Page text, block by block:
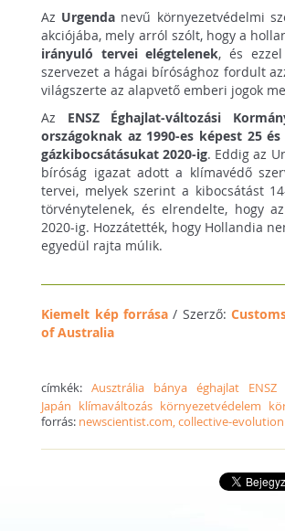
Az Urgenda nevű környezetvédelmi
akciójába, mely arról szólt, hogy a
irányuló tervei elégtelenek, és
szervezet a hágai bírósághoz fordult
világszerte az alapvető emberi jogok
Az ENSZ Éghajlat-változási
országoknak az 1990-es képest 25
gázkibocsátásukat 2020-ig. Eddig az
bíróság igazat adott a klímavédő
tervei, melyek szerint a kibocsátást
törvénytelenek, és elrendelte, hogy
2020-ig. Hozzátették, hogy Hollandia
egyedül rajta múlik.
Kiemelt kép forrása / Szerző:
of Australia
címkék:Ausztrália bánya éghajlat ENSZ
Japán klímaváltozás környezetvédelem
forrás: newscientist.com, collective-